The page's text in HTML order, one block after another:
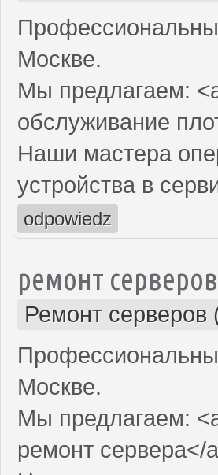
Москве.
Мы предлагаем:
обслуживание
Наши мастера
устройства в
odpowiedz
ремонт серверов
Ремонт серверов
Москве.
Мы предлагаем:
ремонт сервера</